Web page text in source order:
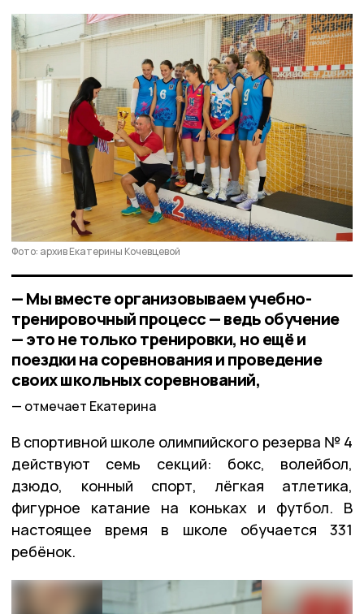
Фото: архив Екатерины Кочевцевой
— Мы вместе организовываем учебно-
тренировочный процесс — ведь обучение
— это не только тренировки, но ещё и
поездки на соревнования и проведение
своих школьных соревнований,
отмечает Екатерина
В спортивной школе олимпийского резерва № 4
действуют семь секций: бокс, волейбол,
дзюдо, конный спорт, лёгкая атлетика,
фигурное катание на коньках и футбол. В
настоящее время в школе обучается 331
ребёнок.